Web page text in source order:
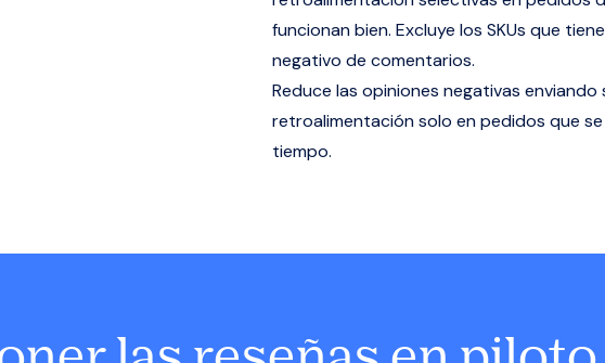
funcionan bien. Excluye los SKUs que
negativo de comentarios.
Reduce las opiniones negativas
retroalimentación solo en pedidos que
tiempo.